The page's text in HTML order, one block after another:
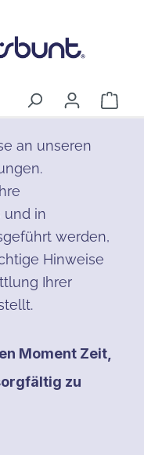
an unseren
und in
werden,
Hinweise
Ihrer
Moment Zeit,
zu